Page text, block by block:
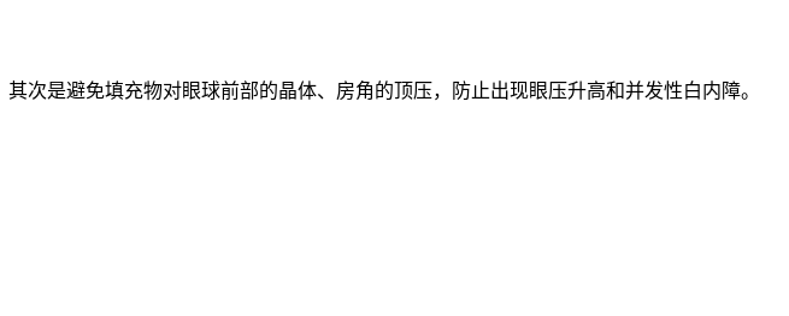
次是避免填充物对眼球前部的晶体、房角的顶压，防止出现眼压升高和并发性白内障。